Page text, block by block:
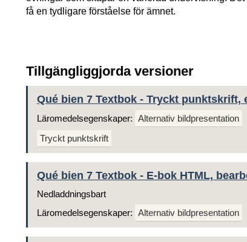
få en tydligare förståelse för ämnet.
Tillgängliggjorda versioner
Qué bien 7 Textbok - Tryckt
Läromedelsegenskaper: Alternativ bildpresentation
Tryckt punktskrift
Qué bien 7 Textbok - E-bok HTML,
Nedladdningsbart
Läromedelsegenskaper: Alternativ bildpresentation